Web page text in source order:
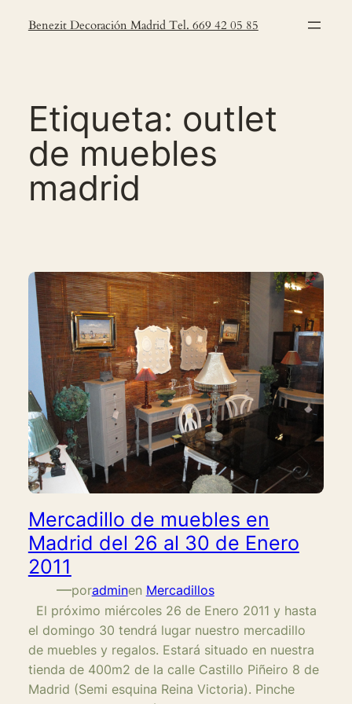
Benezit Decoración Madrid Tel. 669 42 05 85
Etiqueta: outlet
de muebles
madrid
Mercadillo de muebles en
Madrid del 26 al 30 de Enero
2011
—poradminen Mercadillos
El próximo miércoles 26 de Enero 2011 y hasta
el domingo 30 tendrá lugar nuestro mercadillo
de muebles y regalos. Estará situado en nuestra
tienda de 400m2 de la calle Castillo Piñeiro 8 de
Madrid (Semi esquina Reina Victoria). Pinche